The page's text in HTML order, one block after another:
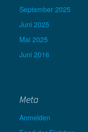
September 2025
Juni 2025
Mai 2025
Juni 2016
Meta
Anmelden